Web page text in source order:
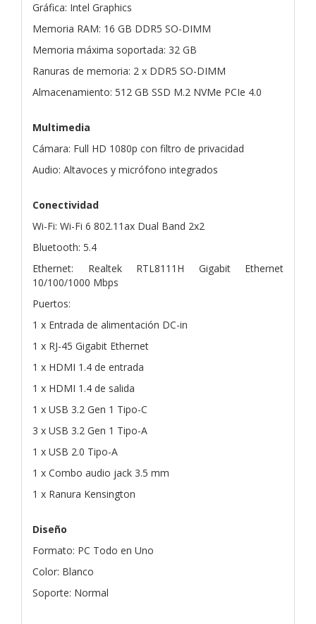
Gráfica: Intel Graphics
Memoria RAM: 16 GB DDR5 SO-DIMM
Memoria máxima soportada: 32 GB
Ranuras de memoria: 2 x DDR5 SO-DIMM
Almacenamiento: 512 GB SSD M.2 NVMe PCIe 4.0
Multimedia
Cámara: Full HD 1080p con filtro de privacidad
Audio: Altavoces y micrófono integrados
Conectividad
Wi-Fi: Wi-Fi 6 802.11ax Dual Band 2x2
Bluetooth: 5.4
Ethernet: Realtek RTL8111H Gigabit Ethernet
10/100/1000 Mbps
Puertos:
1 x Entrada de alimentación DC-in
1 x RJ-45 Gigabit Ethernet
1 x HDMI 1.4 de entrada
1 x HDMI 1.4 de salida
1 x USB 3.2 Gen 1 Tipo-C
3 x USB 3.2 Gen 1 Tipo-A
1 x USB 2.0 Tipo-A
1 x Combo audio jack 3.5 mm
1 x Ranura Kensington
Diseño
Formato: PC Todo en Uno
Color: Blanco
Soporte: Normal